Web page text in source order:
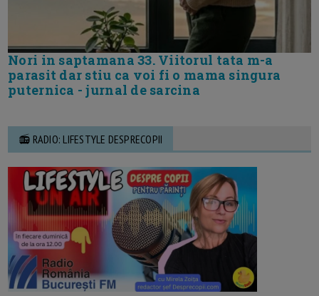
Nori in saptamana 33. Viitorul tata m-a
parasit dar stiu ca voi fi o mama singura
puternica - jurnal de sarcina
📻 RADIO: LIFESTYLE DESPRECOPII